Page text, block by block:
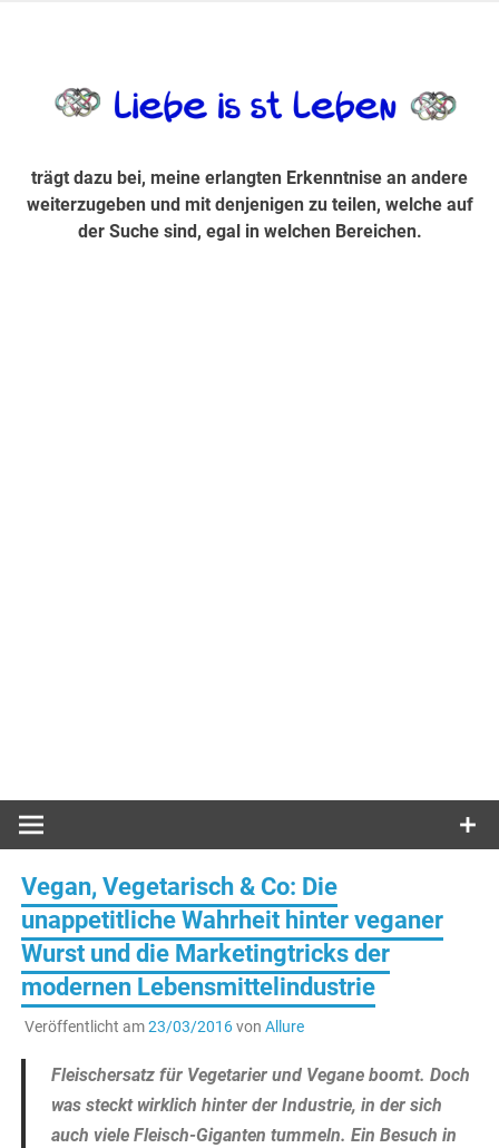
Suche sind, egal in welchen Bereichen.
trägt dazu bei, meine erlangten Erkenntnise an andere
weiterzugeben und mit denjenigen zu teilen, welche auf
der Suche sind, egal in welchen Bereichen.
Vegan, Vegetarisch & Co: Die
unappetitliche Wahrheit hinter veganer
Wurst und die Marketingtricks der
modernen Lebensmittelindustrie
Veröffentlicht am23/03/2016von Allure
Fleischersatz für Vegetarier und Vegane boomt. Doch
was steckt wirklich hinter der Industrie, in der sich
auch viele Fleisch-Giganten tummeln. Ein Besuch in